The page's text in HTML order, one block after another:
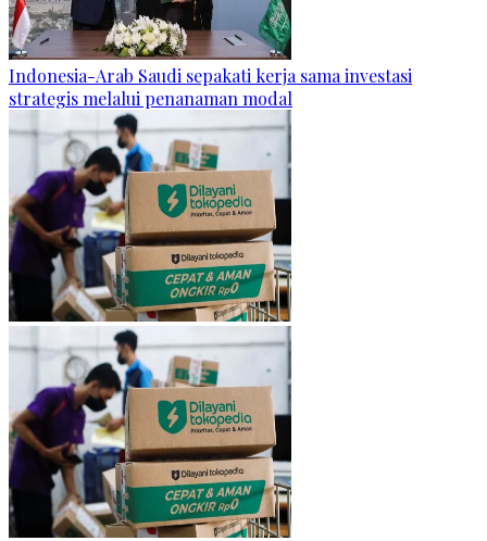
Indonesia-Arab Saudi sepakati kerja sama investasi
strategis melalui penanaman modal